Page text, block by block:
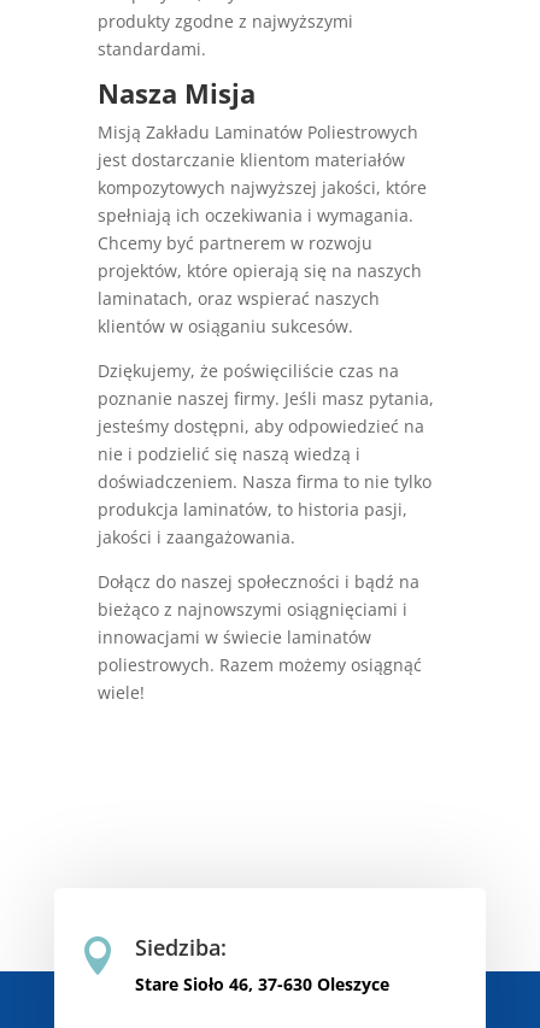
produkty zgodne z najwyższymi
standardami.
Nasza Misja
Misją Zakładu Laminatów Poliestrowych
jest dostarczanie klientom materiałów
kompozytowych najwyższej jakości, które
spełniają ich oczekiwania i wymagania.
Chcemy być partnerem w rozwoju
projektów, które opierają się na naszych
laminatach, oraz wspierać naszych
klientów w osiąganiu sukcesów.
Dziękujemy, że poświęciliście czas na
poznanie naszej firmy. Jeśli masz pytania,
jesteśmy dostępni, aby odpowiedzieć na
nie i podzielić się naszą wiedzą i
doświadczeniem. Nasza firma to nie tylko
produkcja laminatów, to historia pasji,
jakości i zaangażowania.
Dołącz do naszej społeczności i bądź na
bieżąco z najnowszymi osiągnięciami i
innowacjami w świecie laminatów
poliestrowych. Razem możemy osiągnąć
wiele!
 Siedziba:
Stare Sioło 46, 37-630 Oleszyce